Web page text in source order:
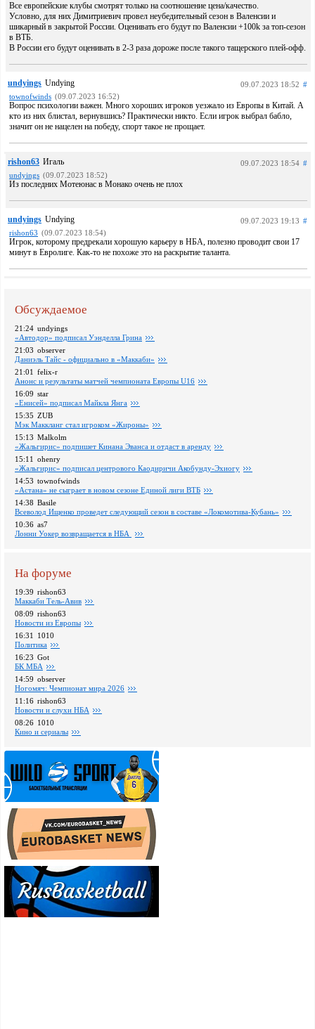
Все европейские клубы смотрят только на соотношение цена/качество.
Условно, для них Димитриевич провел неубедительный сезон в Валенсии и
шикарный в закрытой России. Оценивать его будут по Валенсии +100k за топ-сезон
в ВТБ.
В России его будут оценивать в 2-3 раза дороже после такого тащерского плей-офф.
undyings Undying 09.07.2023 18:52 #
townofwinds (09.07.2023 16:52)
Вопрос психологии важен. Много хороших игроков уезжало из Европы в Китай. А
кто из них блистал, вернувшись? Практически никто. Если игрок выбрал бабло,
значит он не нацелен на победу, спорт такое не прощает.
rishon63 Игаль 09.07.2023 18:54 #
undyings (09.07.2023 18:52)
Из последних Мотеюнас в Монако очень не плох
undyings Undying 09.07.2023 19:13 #
rishon63 (09.07.2023 18:54)
Игрок, которому предрекали хорошую карьеру в НБА, полезно проводит свои 17
минут в Евролиге. Как-то не похоже это на раскрытие таланта.
Обсуждаемое
21:24 undyings
«Автодор» подписал Уэнделла Грина
21:03 observer
Даниэль Тайс - официально в «Маккаби»
21:01 felix-r
Анонс и результаты матчей чемпионата Европы U16
16:09 star
«Енисей» подписал Майкла Янга
15:35 ZUB
Мэк Маккланг стал игроком «Жироны»
15:13 Malkolm
«Жальгирис» подпишет Кинана Эванса и отдаст в аренду
15:11 ohenry
«Жальгирис» подписал центрового Каодиричи Акобунду-Эхиогу
14:53 townofwinds
«Астана» не сыграет в новом сезоне Единой лиги ВТБ
14:38 Basile
Всеволод Ищенко проведет следующий сезон в составе «Локомотива-Кубань»
10:36 as7
Лонни Уокер возвращается в НБА
На форуме
19:39 rishon63
Маккаби Тель-Авив
08:09 rishon63
Новости из Европы
16:31
1010
Политика
16:23 Got
БК МБА
14:59 observer
Ногомяч: Чемпионат мира 2026
11:16 rishon63
Новости и слухи НБА
08:26 1010
Кино и сериалы